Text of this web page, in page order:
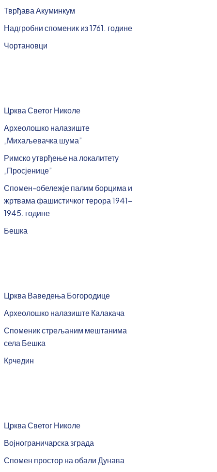
Тврђава Акуминкум
Надгробни споменик из 1761. године
Чортановци
Црква Светог Николе
Археолошко налазиште
„Михаљевачка шума”
Римско утврђење на локалитету
„Просјенице”
Спомен-обележје палим борцима и
жртвама фашистичког терора 1941-
1945. године
Бешка
Црква Ваведења Богородице
Археолошко налазиште Калакача
Споменик стрељаним мештанима
села Бешка
Крчедин
Црква Светог Николе
Војнограничарска зграда
Спомен простор на обали Дунава